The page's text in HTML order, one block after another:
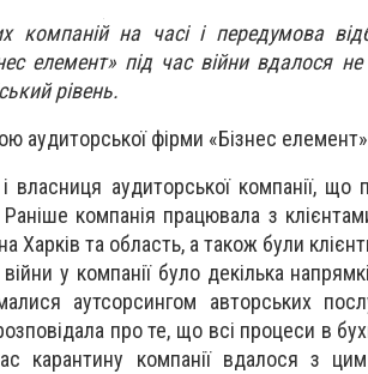
компаній на часі і передумова
елемент» під час війни вдалося
рівень.
аудиторської фірми «Бізнес
власниця аудиторської компанії, що
компанія працювала з
Харків та область, а також були
у компанії було декілька
аутсорсингом авторських
про те, що всі процеси в
карантину компанії вдалося з